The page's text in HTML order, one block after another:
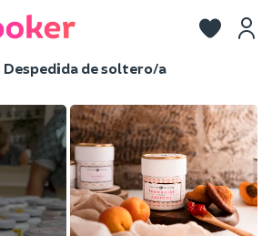
Despedida de soltero/a